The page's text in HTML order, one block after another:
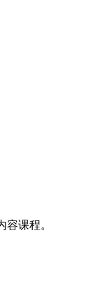
课程。